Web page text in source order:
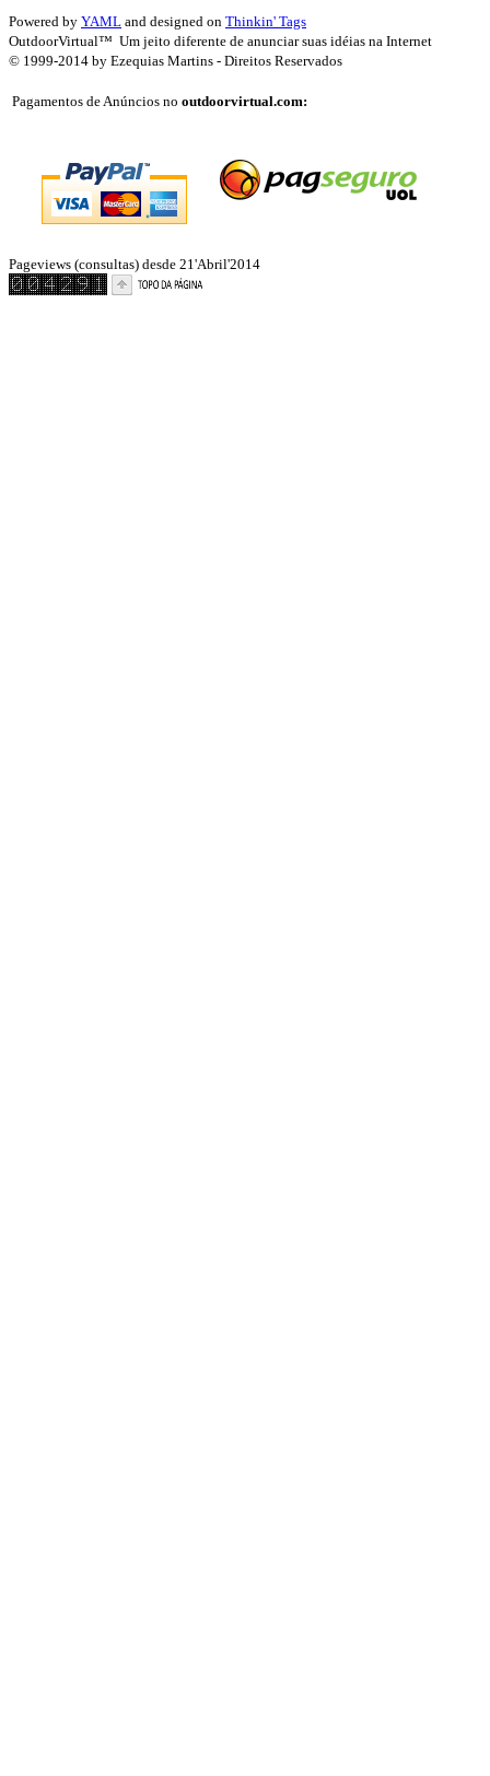
Powered by YAML and designed on Thinkin' Tags
OutdoorVirtual™ Um jeito diferente de anunciar suas idéias na Internet
© 1999-2014 by Ezequias Martins - Direitos Reservados
Pagamentos de Anúncios no outdoorvirtual.com:
Pageviews (consultas) desde 21'Abril'2014